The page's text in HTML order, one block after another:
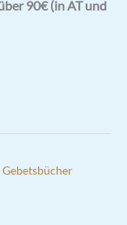
90€ (in AT und
Gebetsbücher